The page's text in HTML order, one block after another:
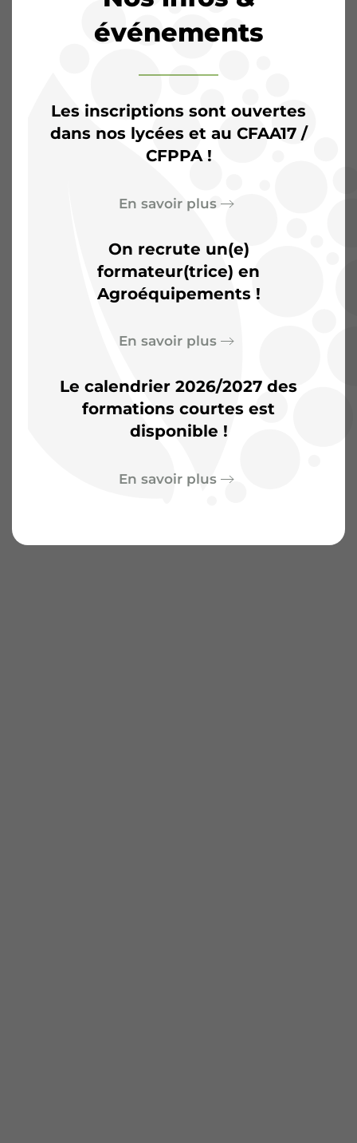
Saintonge :Plus qu’une
salle de classe, un terrain
d’aventures
événements
Les inscriptions sont ouvertes
dans nos lycées et au CFAA17 /
CFPPA !
En savoir plus
On recrute un(e)
formateur(trice) en
Agroéquipements !
En savoir plus
Le calendrier 2026/2027 des
formations courtes est
disponible !
En savoir plus